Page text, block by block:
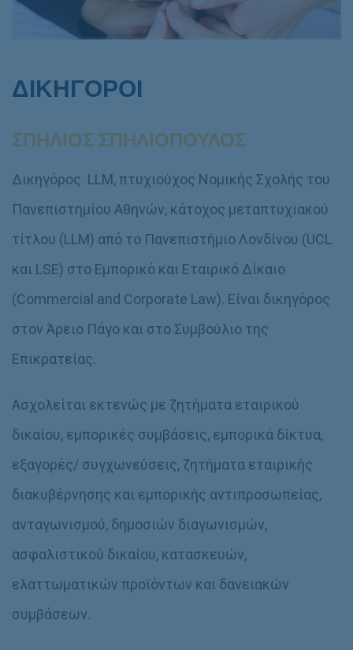
ΔΙΚΗΓΟΡΟΙ
ΣΠΗΛΙΟΣ ΣΠΗΛΙΟΠΟΥΛΟΣ
Δικηγόρος LLM, πτυχιούχος Νομικής Σχολής του
Πανεπιστημίου Αθηνών, κάτοχος μεταπτυχιακού
τίτλου (LLM) από το Πανεπιστήμιο Λονδίνου (UCL
και LSE) στο Εμπορικό και Εταιρικό Δίκαιο
(Commercial and Corporate Law). Είναι δικηγόρος
στον Άρειο Πάγο και στο Συμβούλιο της
Επικρατείας.
Ασχολείται εκτενώς με ζητήματα εταιρικού
δικαίου, εμπορικές συμβάσεις, εμπορικά δίκτυα,
εξαγορές/ συγχωνεύσεις, ζητήματα εταιρικής
διακυβέρνησης και εμπορικής αντιπροσωπείας,
ανταγωνισμού, δημοσιών διαγωνισμών,
ασφαλιστικού δικαίου, κατασκευών,
ελαττωματικών προϊόντων και δανειακών
συμβάσεων.